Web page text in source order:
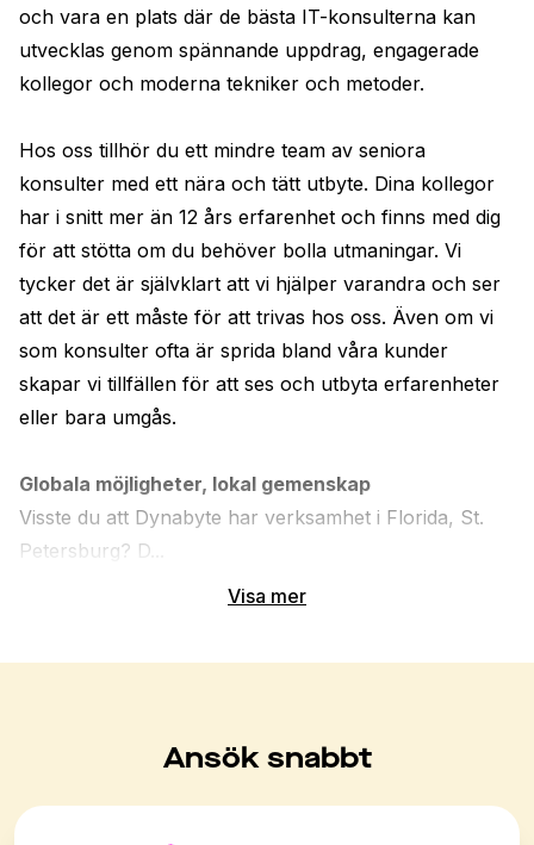
och vara en plats där de bästa IT-konsulterna kan
utvecklas genom spännande uppdrag, engagerade
kollegor och moderna tekniker och metoder.
Hos oss tillhör du ett mindre team av seniora
konsulter med ett nära och tätt utbyte. Dina kollegor
har i snitt mer än 12 års erfarenhet och finns med dig
för att stötta om du behöver bolla utmaningar. Vi
tycker det är självklart att vi hjälper varandra och ser
att det är ett måste för att trivas hos oss. Även om vi
som konsulter ofta är sprida bland våra kunder
skapar vi tillfällen för att ses och utbyta erfarenheter
eller bara umgås.
Globala möjligheter, lokal gemenskap
Visste du att Dynabyte har verksamhet i Florida, St.
Petersburg? D...
Visa mer
Ansök snabbt